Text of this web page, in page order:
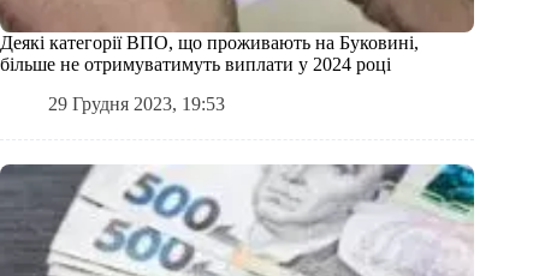
Деякі категорії ВПО, що проживають на Буковині,
більше не отримуватимуть виплати у 2024 році
29 Грудня 2023, 19:53